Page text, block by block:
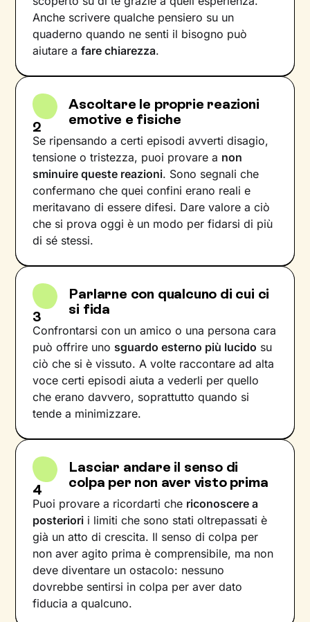
Anche scrivere qualche pensiero su un
quaderno quando ne senti il bisogno può
aiutare afare chiarezza.
2
Ascoltare le proprie reazioni
emotive e fisiche
Se ripensando a certi episodi avverti disagio,
tensione o tristezza, puoi provare a non
sminuire queste reazioni. Sono segnali che
confermano che quei confini erano reali e
meritavano di essere difesi. Dare valore a ciò
che si prova oggi è un modo per fidarsi di più
di sé stessi.
3
Parlarne con qualcuno di cui ci
si fida
Confrontarsi con un amico o una persona cara
può offrire uno sguardo esterno più lucido su
ciò che si è vissuto. A volte raccontare ad alta
voce certi episodi aiuta a vederli per quello
che erano davvero, soprattutto quando si
tende a minimizzare.
4
Lasciar andare il senso di
colpa per non aver visto prima
Puoi provare a ricordarti che riconoscere a
posteriori i limiti che sono stati oltrepassati è
già un atto di crescita. Il senso di colpa per
non aver agito prima è comprensibile, ma non
deve diventare un ostacolo: nessuno
dovrebbe sentirsi in colpa per aver dato
fiducia a qualcuno.